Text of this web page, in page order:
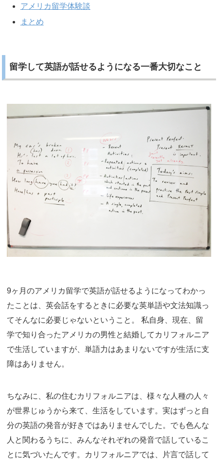
アメリカ留学体験談
まとめ
留学して英語が話せるようになる一番大切なこと
9ヶ月のアメリカ留学で英語が話せるようになってわかっ
たことは、英会話をするときに必要な英単語や文法知識っ
てそんなに必要じゃないということ。 私自身、現在、留
学で知り合ったアメリカの男性と結婚してカリフォルニア
で生活していますが、単語力はあまりないですが生活に支
障はありません。
ちなみに、私の住むカリフォルニアは、様々な人種の人々
が世界じゅうから来て、生活をしています。実はずっと自
分の英語の発音が好きではありませんでした。でも色んな
人と関わるうちに、みんなそれぞれの発音で話しているこ
とに気づいたんです。カリフォルニアでは、片言で話して